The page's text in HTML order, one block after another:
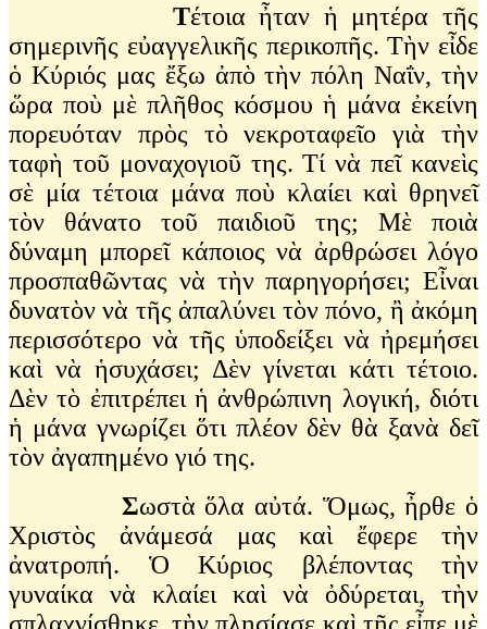
Τέτοια ἦταν ἡ μητέρα τῆς
σημερινῆς εὐαγγελικῆς περικοπῆς. Τὴν εἶδε
ὁ Κύριός μας ἔξω ἀπὸ τὴν πόλη Ναΐν, τὴν
ὥρα ποὺ μὲ πλῆθος κόσμου ἡ μάνα ἐκείνη
πορευόταν πρὸς τὸ νεκροταφεῖο γιὰ τὴν
ταφὴ τοῦ μοναχογιοῦ της. Τί νὰ πεῖ κανεὶς
σὲ μία τέτοια μάνα ποὺ κλαίει καὶ θρηνεῖ
τὸν θάνατο τοῦ παιδιοῦ της; Μὲ ποιὰ
δύναμη μπορεῖ κάποιος νὰ ἀρθρώσει λόγο
προσπαθῶντας νὰ τὴν παρηγορήσει; Εἶναι
δυνατὸν νὰ τῆς ἀπαλύνει τὸν πόνο, ἢ ἀκόμη
περισσότερο νὰ τῆς ὑποδείξει νὰ ἠρεμήσει
καὶ νὰ ἡσυχάσει; Δὲν γίνεται κάτι τέτοιο.
Δὲν τὸ ἐπιτρέπει ἡ ἀνθρώπινη λογική, διότι
ἡ μάνα γνωρίζει ὅτι πλέον δὲν θὰ ξανὰ δεῖ
τὸν ἀγαπημένο γιό της.
Σωστὰ ὅλα αὐτά. Ὅμως, ἦρθε ὁ
Χριστὸς ἀνάμεσά μας καὶ ἔφερε τὴν
ἀνατροπή. Ὁ Κύριος βλέποντας τὴν
γυναίκα νὰ κλαίει καὶ νὰ ὀδύρεται, τὴν